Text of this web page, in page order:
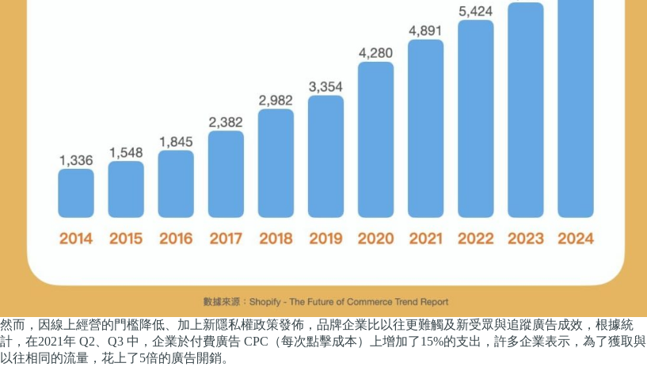
然而，因線上經營的門檻降低、加上新隱私權政策發佈，品牌企業比以往更難觸及新受眾與追蹤廣告成效，根據統
計，在2021年 Q2、Q3 中，企業於付費廣告 CPC（每次點擊成本）上增加了15%的支出，許多企業表示，為了獲取與
以往相同的流量，花上了5倍的廣告開銷。